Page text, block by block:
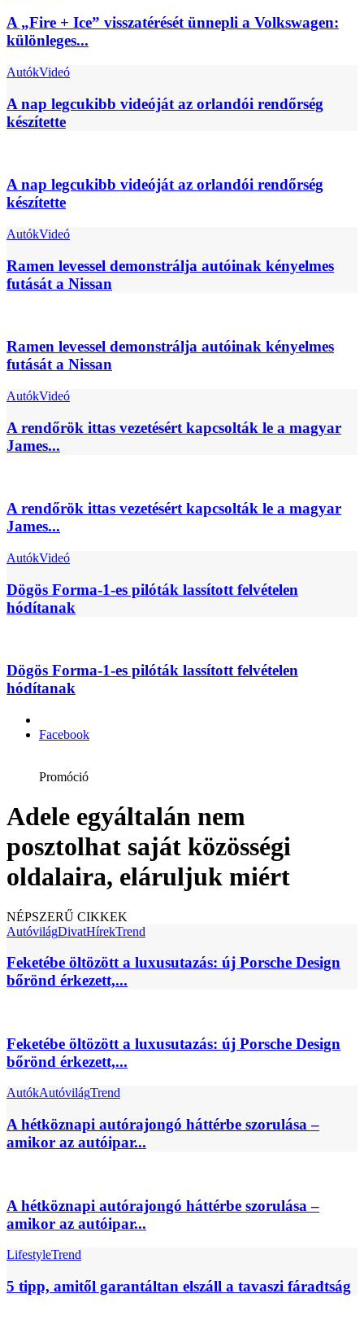
A „Fire + Ice” visszatérését ünnepli a Volkswagen:
különleges...
AutókVideó
A nap legcukibb videóját az orlandói rendőrség
készítette
A nap legcukibb videóját az orlandói rendőrség
készítette
AutókVideó
Ramen levessel demonstrálja autóinak kényelmes
futását a Nissan
Ramen levessel demonstrálja autóinak kényelmes
futását a Nissan
AutókVideó
A rendőrök ittas vezetésért kapcsolták le a magyar
James...
A rendőrök ittas vezetésért kapcsolták le a magyar
James...
AutókVideó
Dögös Forma-1-es pilóták lassított felvételen
hódítanak
Dögös Forma-1-es pilóták lassított felvételen
hódítanak
Facebook
Promóció
Adele egyáltalán nem
posztolhat saját közösségi
oldalaira, eláruljuk miért
NÉPSZERŰ CIKKEK
AutóvilágDivatHírekTrend
Feketébe öltözött a luxusutazás: új Porsche Design
bőrönd érkezett,...
Feketébe öltözött a luxusutazás: új Porsche Design
bőrönd érkezett,...
AutókAutóvilágTrend
A hétköznapi autórajongó háttérbe szorulása –
amikor az autóipar...
A hétköznapi autórajongó háttérbe szorulása –
amikor az autóipar...
LifestyleTrend
5 tipp, amitől garantáltan elszáll a tavaszi fáradtság